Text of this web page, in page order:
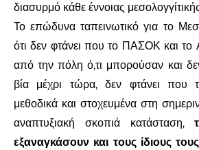
διασυρμό κάθε έννοιας
Το επώδυνα ταπεινωτικό για το
ότι δεν φτάνει που το ΠΑΣΟΚ και το
από την πόλη ό,τι μπορούσαν και
βία μέχρι τώρα, δεν φτάνει που
μεθοδικά και στοχευμένα στη
αναπτυξιακή σκοπιά κατάσταση,
εξαναγκάσουν και τους ίδιους